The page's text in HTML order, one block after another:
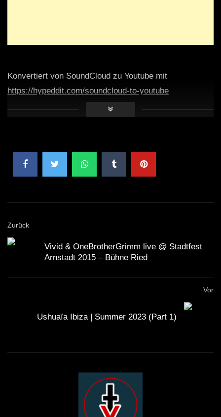
Konvertiert von SoundCloud zu Youtube mit
https://hypeddit.com/soundcloud-to-youtube
Zurück
Vivid & OneBrotherGrimm live @ Stadtfest
Arnstadt 2015 – Bühne Ried
Vor
Ushuaïa Ibiza | Summer 2023 (Part 1)